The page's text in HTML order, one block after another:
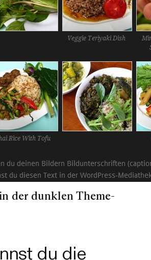
der dunklen Theme-
du die